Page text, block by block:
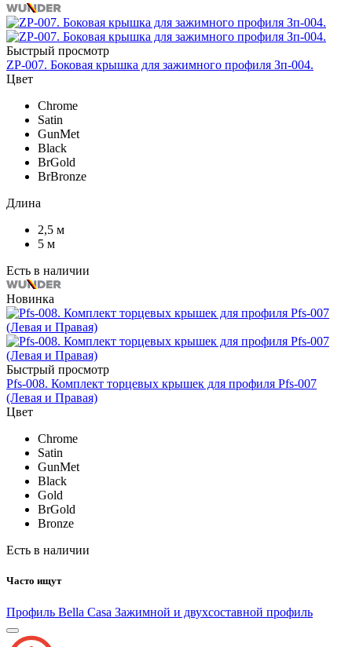
Быстрый просмотр
ZP-007. Боковая крышка для зажимного профиля Зп-004.
Цвет
Chrome
Satin
GunMet
Black
BrGold
BrBronze
Длина
2,5 м
5 м
Есть в наличии
Новинка
Быстрый просмотр
Pfs-008. Комплект торцевых крышек для профиля Pfs-007
(Левая и Правая)
Цвет
Chrome
Satin
GunMet
Black
Gold
BrGold
Bronze
Есть в наличии
Часто ищут
Профиль Bella Casa Зажимной и двухсоставной профиль